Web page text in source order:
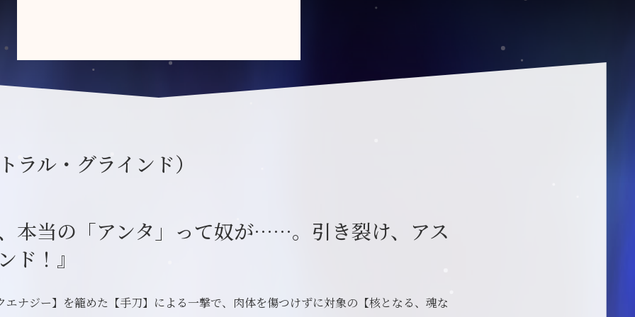
ラル・グラインド）
本当の「アンタ」って奴が……。引き裂け、アス
ド！』
エナジー】を籠めた【手刀】による一撃で、肉体を傷つけずに対象の【核となる、魂な